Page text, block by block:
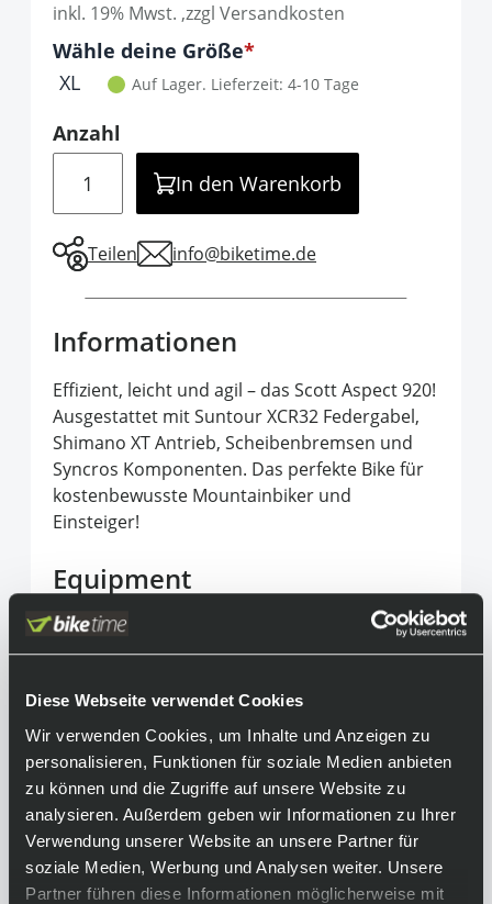
Diese Webseite verwendet Cookies
Wir verwenden Cookies, um Inhalte und Anzeigen zu
personalisieren, Funktionen für soziale Medien anbieten
zu können und die Zugriffe auf unsere Website zu
analysieren. Außerdem geben wir Informationen zu Ihrer
Verwendung unserer Website an unsere Partner für
soziale Medien, Werbung und Analysen weiter. Unsere
Partner führen diese Informationen möglicherweise mit
inkl. 19% Mwst. ,zzgl Versandkosten
Optionen
Wähle deine Größe
It is required to select one of the available
XL Auf Lager. Lieferzeit: 4-10 Tage
Anzahl
In den Warenkorb
Teilen info@biketime.de
Informationen
Effizient, leicht und agil – das Scott Aspect 920!
Ausgestattet mit Suntour XCR32 Federgabel,
Shimano XT Antrieb, Scheibenbremsen und
Syncros Komponenten. Das perfekte Bike für
kostenbewusste Mountainbiker und
Einsteiger!
Equipment
Achtung:
Das abgebildete Fahrrad kann aufgrund
endgültigen Produkt abweichen. Bitte
beachte hierfür unsere technischen Daten!
Rahmen:
Aspect 900-Serie / Aluminium 6061 Custom
Butted Tubing / Boost QR 5x141mm /
konisches Steuerrohr / BB92 / Interne
Kabelführung / austauschbares Schaltauge